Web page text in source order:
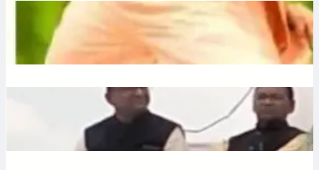
Plantation: यूपी में 12 जुलाई को लगेंगे 35 करोड़ पौधे, CM योगी करेंगे
अभियान की शुरुआत
Ronit Sharma
Liquor: छत्तीसगढ़ में बीजेपी विधायक शकुंतला पोर्ते का शराबबंदी पर बड़ा
बयान, वीडियो वायरल